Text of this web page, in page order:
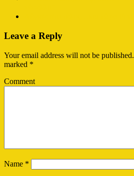
Leave a Reply
Your email address will not be published.
marked *
Comment
Name *